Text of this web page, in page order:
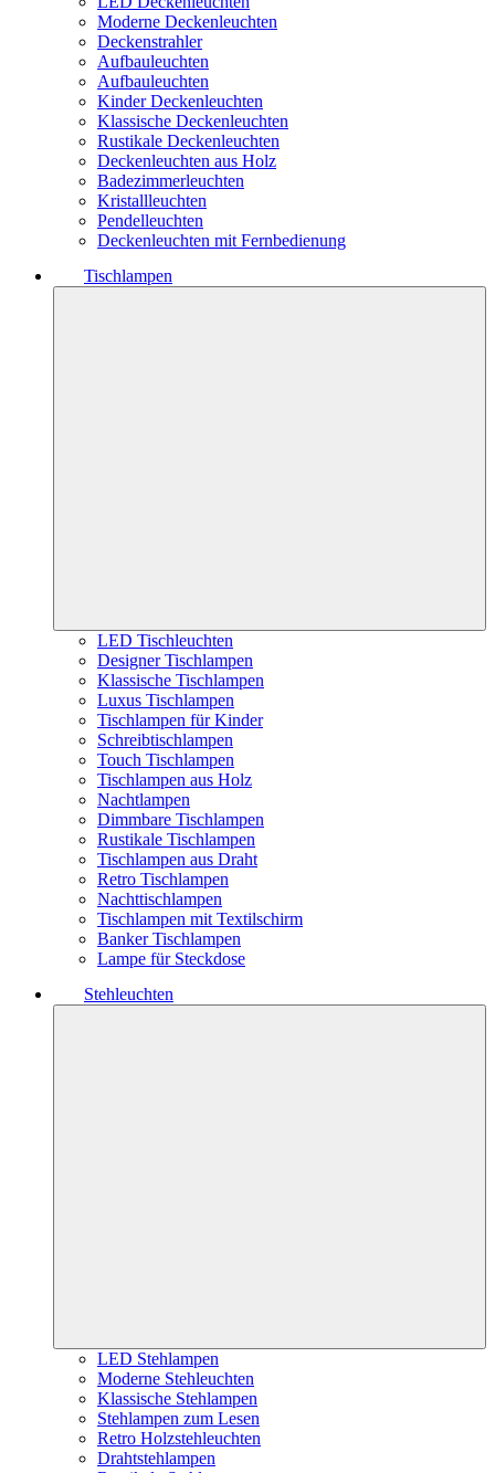
Moderne Deckenleuchten
Deckenstrahler
Aufbauleuchten
Aufbauleuchten
Kinder Deckenleuchten
Klassische Deckenleuchten
Rustikale Deckenleuchten
Deckenleuchten aus Holz
Badezimmerleuchten
Kristallleuchten
Pendelleuchten
Deckenleuchten mit Fernbedienung
Tischlampen
LED Tischleuchten
Designer Tischlampen
Klassische Tischlampen
Luxus Tischlampen
Tischlampen für Kinder
Schreibtischlampen
Touch Tischlampen
Tischlampen aus Holz
Nachtlampen
Dimmbare Tischlampen
Rustikale Tischlampen
Tischlampen aus Draht
Retro Tischlampen
Nachttischlampen
Tischlampen mit Textilschirm
Banker Tischlampen
Lampe für Steckdose
Stehleuchten
LED Stehlampen
Moderne Stehleuchten
Klassische Stehlampen
Stehlampen zum Lesen
Retro Holzstehleuchten
Drahtstehlampen